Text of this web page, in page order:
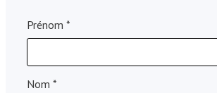
Prénom *
Nom *